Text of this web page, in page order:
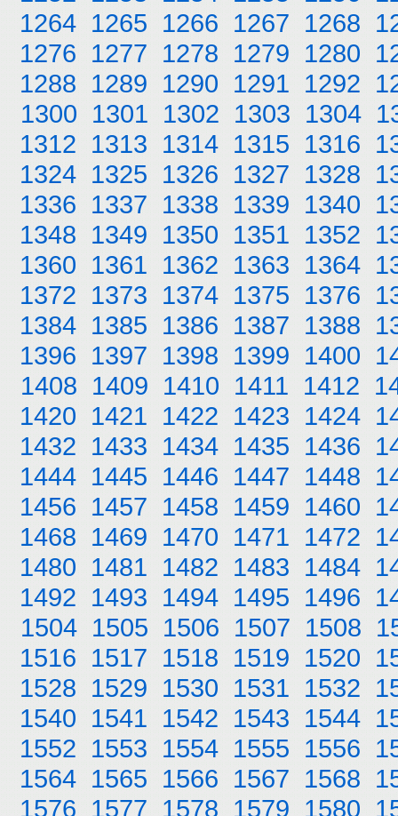
1264 1265 1266 1267 1268
1276 1277 1278 1279 1280
1288 1289 1290 1291 1292
1300 1301 1302 1303 1304
1312 1313 1314 1315 1316
1324 1325 1326 1327 1328
1336 1337 1338 1339 1340
1348 1349 1350 1351 1352
1360 1361 1362 1363 1364
1372 1373 1374 1375 1376
1384 1385 1386 1387 1388
1396 1397 1398 1399 1400
1408 1409 1410 1411 1412
1420 1421 1422 1423 1424
1432 1433 1434 1435 1436
1444 1445 1446 1447 1448
1456 1457 1458 1459 1460
1468 1469 1470 1471 1472
1480 1481 1482 1483 1484
1492 1493 1494 1495 1496
1504 1505 1506 1507 1508
1516 1517 1518 1519 1520
1528 1529 1530 1531 1532
1540 1541 1542 1543 1544
1552 1553 1554 1555 1556
1564 1565 1566 1567 1568
1576 1577 1578 1579 1580